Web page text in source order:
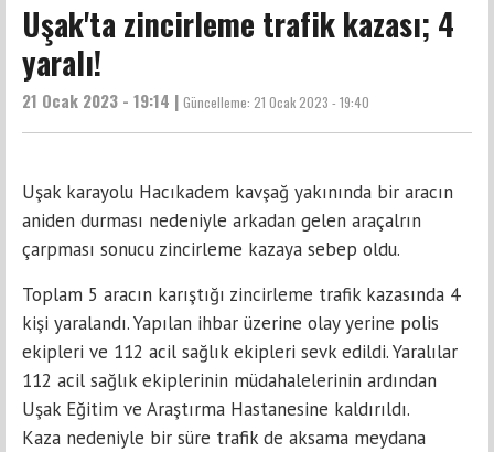
Uşak'ta zincirleme trafik kazası; 4
yaralı!
21 Ocak 2023 - 19:14 | Güncelleme: 21 Ocak 2023 - 19:40
Uşak karayolu Hacıkadem kavşağ yakınında bir aracın
aniden durması nedeniyle arkadan gelen araçalrın
çarpması sonucu zincirleme kazaya sebep oldu.
Toplam 5 aracın karıştığı zincirleme trafik kazasında 4
kişi yaralandı. Yapılan ihbar üzerine olay yerine polis
ekipleri ve 112 acil sağlık ekipleri sevk edildi. Yaralılar
112 acil sağlık ekiplerinin müdahalelerinin ardından
Uşak Eğitim ve Araştırma Hastanesine kaldırıldı.
Kaza nedeniyle bir süre trafik de aksama meydana